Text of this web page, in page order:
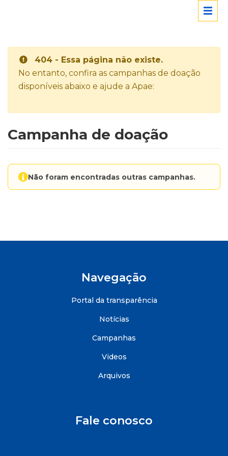
404 - Essa página não existe.
No entanto, confira as campanhas de doação
disponíveis abaixo e ajude a Apae:
Campanha de doação
Não foram encontradas outras campanhas.
Navegação
Portal da transparência
Notícias
Campanhas
Videos
Arquivos
Fale conosco